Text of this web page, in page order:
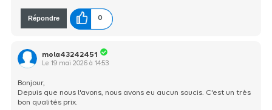
Répondre 0
mola43242451
Le19 mai 2026 à14:53
Bonjour,
Depuis que nous l'avons, nous avons eu aucun soucis. C'est un très
bon qualités prix.